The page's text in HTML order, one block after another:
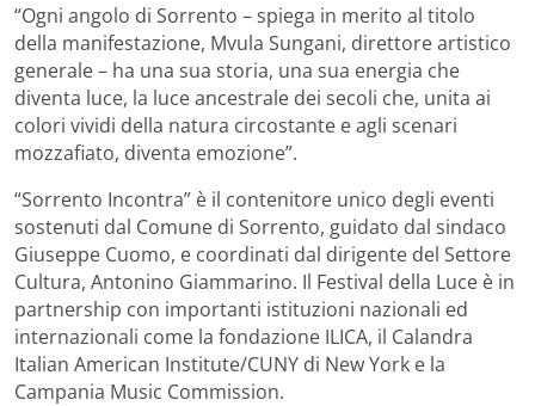
“Ogni angolo di Sorrento – spiega in merito al titolo
della manifestazione, Mvula Sungani, direttore artistico
generale – ha una sua storia, una sua energia che
diventa luce, la luce ancestrale dei secoli che, unita ai
colori vividi della natura circostante e agli scenari
mozzafiato, diventa emozione”.
“Sorrento Incontra” è il contenitore unico degli eventi
sostenuti dal Comune di Sorrento, guidato dal sindaco
Giuseppe Cuomo, e coordinati dal dirigente del Settore
Cultura, Antonino Giammarino. Il Festival della Luce è in
partnership con importanti istituzioni nazionali ed
internazionali come la fondazione ILICA, il Calandra
Italian American Institute/CUNY di New York e la
Campania Music Commission.